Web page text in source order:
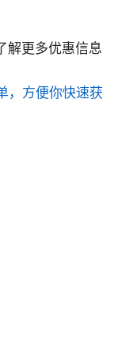
解更多优惠信息
，方便你快速获